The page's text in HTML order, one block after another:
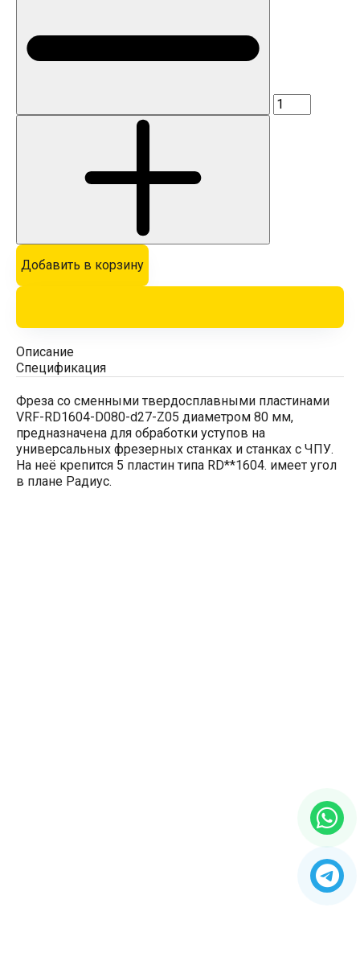
Добавить в корзину
Описание
Спецификация
Фреза со сменными твердосплавными пластинами
VRF-RD1604-D080-d27-Z05 диаметром 80 мм,
предназначена для обработки уступов на
универсальных фрезерных станках и станках с ЧПУ.
На неё крепится 5 пластин типа RD**1604. имеет угол
в плане Радиус.